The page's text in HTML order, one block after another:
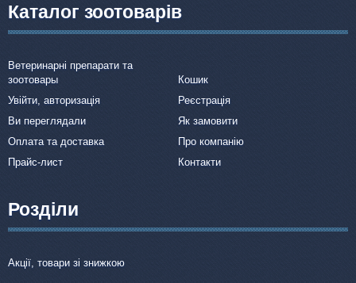
Каталог зоотоварів
Ветеринарні препарати та
зоотовары
Кошик
Увійти, авторизація
Реєстрація
Ви переглядали
Як замовити
Оплата та доставка
Про компанію
Прайс-лист
Контакти
Розділи
Акції, товари зі знижкою